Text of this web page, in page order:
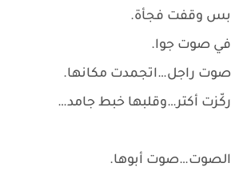
بس وقفت فجأة.
في صوت جوا.
صوت راجل…اتجمدت مكانها.
ركّزت أكتر…وقلبها خبط جامد…
الصوت…صوت أبوها.